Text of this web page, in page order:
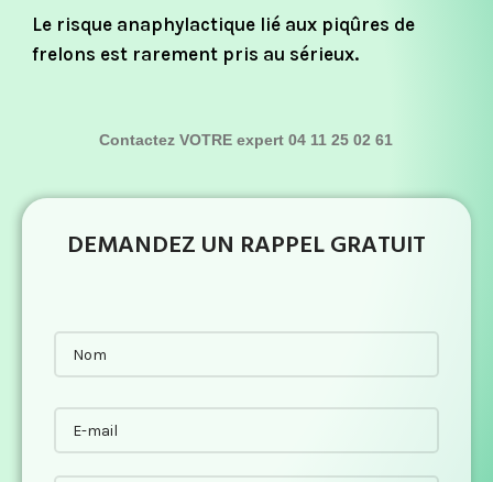
Le risque anaphylactique lié aux piqûres de
frelons est rarement pris au sérieux.
Contactez VOTRE expert 04 11 25 02 61
DEMANDEZ UN RAPPEL GRATUIT